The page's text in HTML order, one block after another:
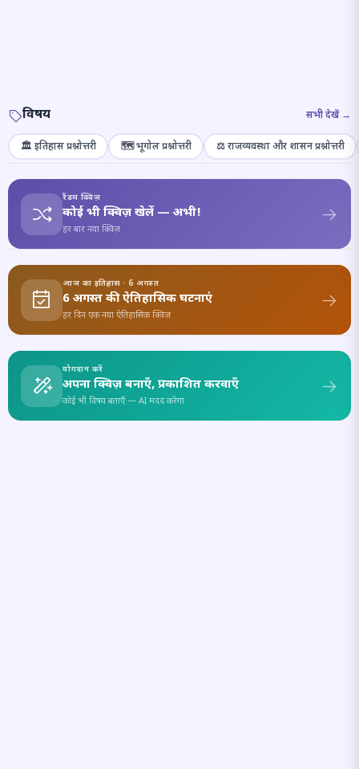
विषय सभी देखें →
🏛️ इतिहास प्रश्नोत्तरी 🗺️ भूगोल प्रश्नोत्तरी ⚖️ राजव्यवस्था और शासन प्रश्नोत्तरी
रैंडम क्विज़
कोई भी क्विज़ खेलें — अभी!
हर बार नया क्विज़
आज का इतिहास · 6 अगस्त
6 अगस्त की ऐतिहासिक घटनाएं
हर दिन एक नया ऐतिहासिक क्विज़
योगदान करें
अपना क्विज़ बनाएँ, प्रकाशित करवाएँ
कोई भी विषय बताएँ — AI मदद करेगा